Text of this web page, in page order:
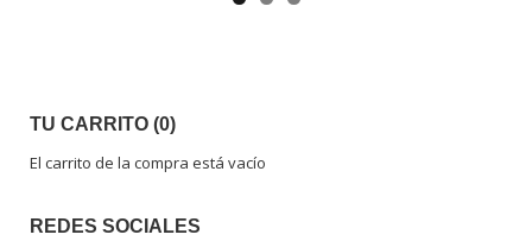
TU CARRITO (0)
El carrito de la compra está vacío
REDES SOCIALES